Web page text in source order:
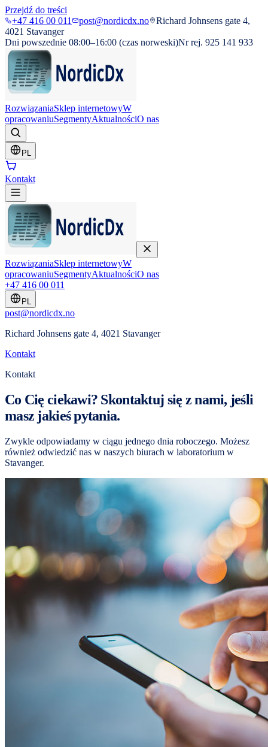
Przejdź do treści
+47 416 00 011
post@nordicdx.no
Richard Johnsens gate 4,
4021 Stavanger
Dni powszednie 08:00–16:00 (czas norweski)Nr rej. 925 141 933
RozwiązaniaSklep internetowyW
opracowaniuSegmentyAktualnościO nas
PL
Kontakt
RozwiązaniaSklep internetowyW
opracowaniuSegmentyAktualnościO nas
+47 416 00 011
PL
post@nordicdx.no
Richard Johnsens gate 4, 4021 Stavanger
Kontakt
Kontakt
Co Cię ciekawi? Skontaktuj się z nami, jeśli
masz jakieś pytania.
Zwykle odpowiadamy w ciągu jednego dnia roboczego. Możesz
również odwiedzić nas w naszych biurach w laboratorium w
Stavanger.